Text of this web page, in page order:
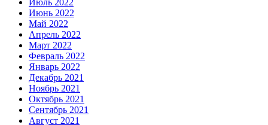
Июль 2022
Июнь 2022
Май 2022
Апрель 2022
Март 2022
Февраль 2022
Январь 2022
Декабрь 2021
Ноябрь 2021
Октябрь 2021
Сентябрь 2021
Август 2021